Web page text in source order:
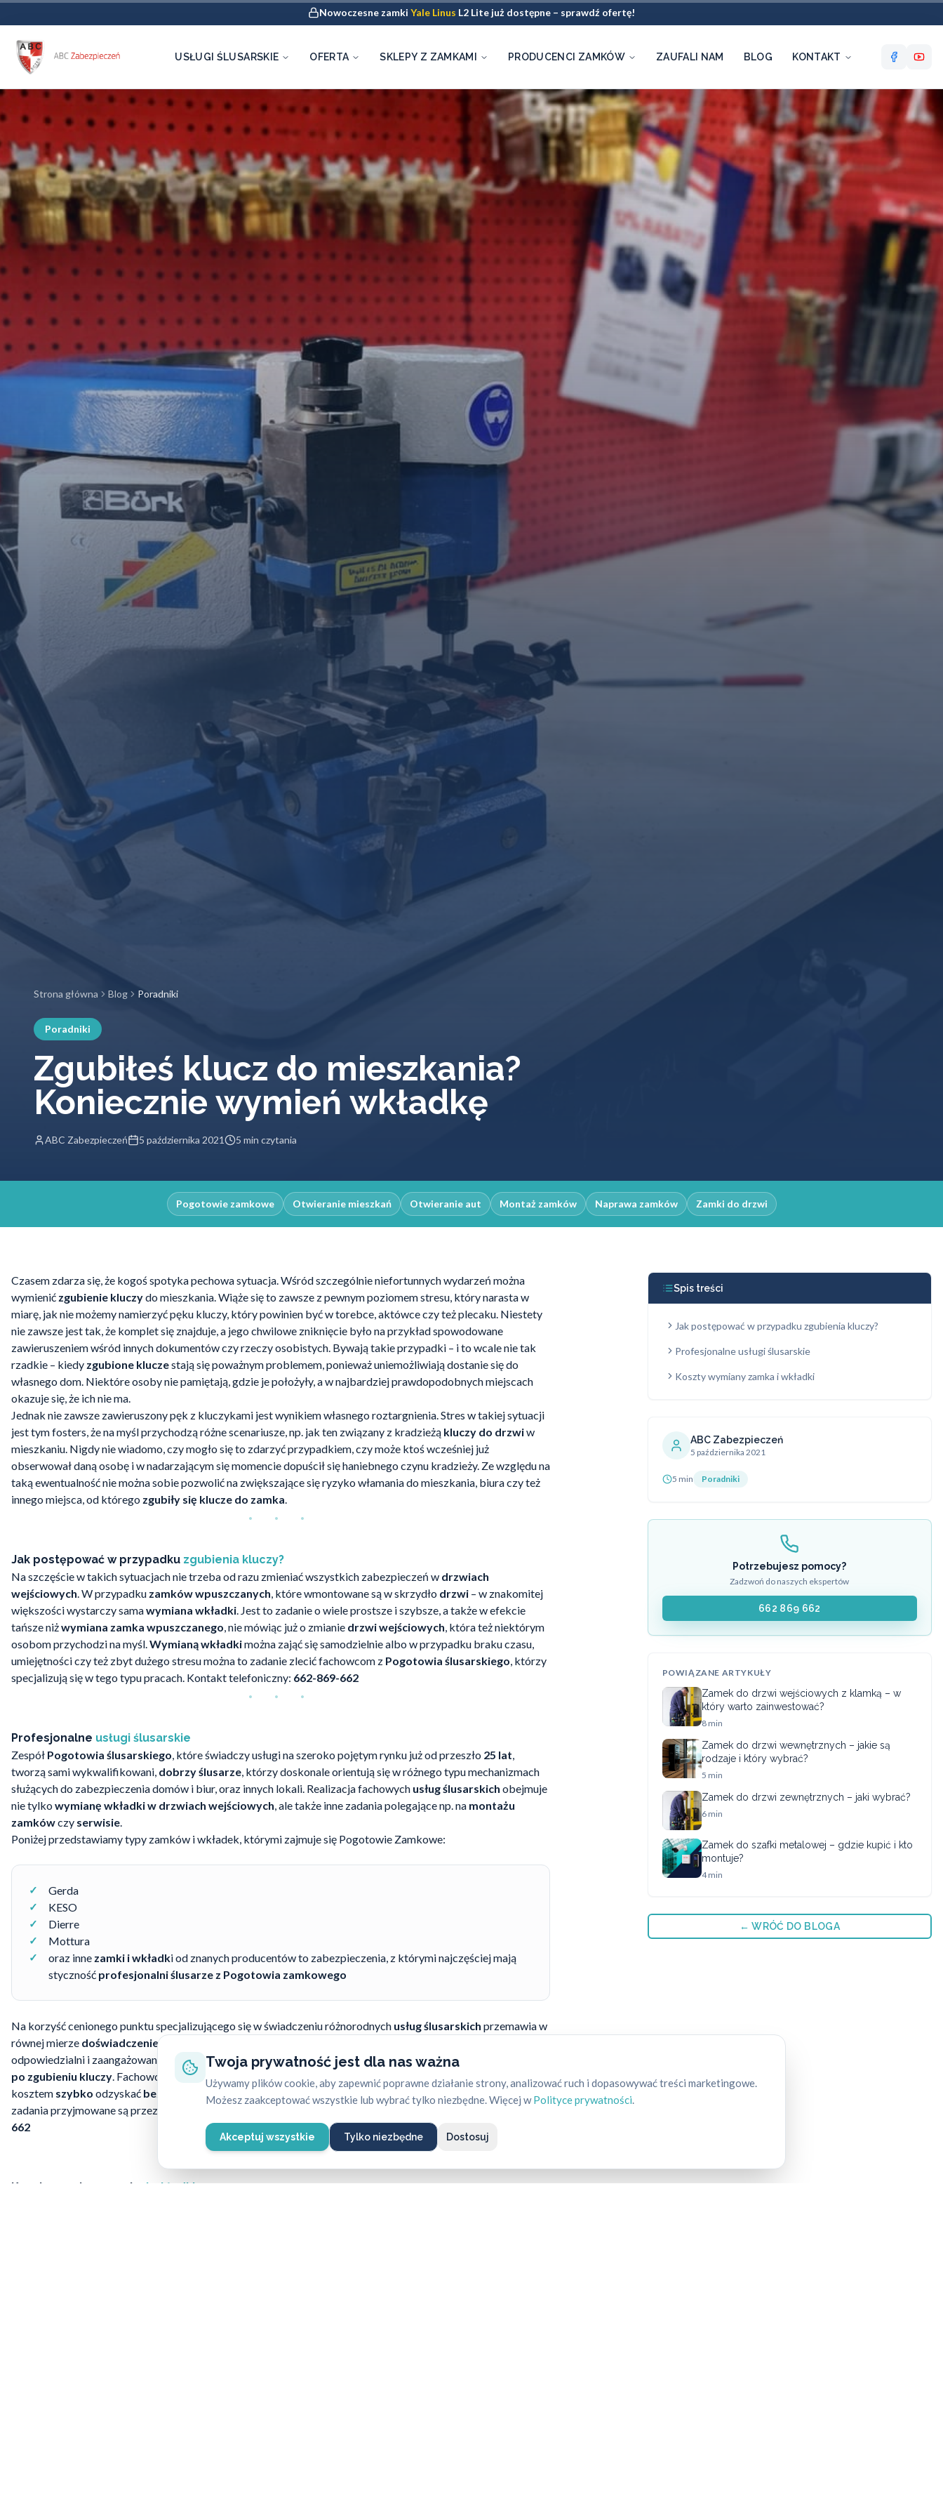
Twoja prywatność jest dla nas ważna
Używamy plików cookie, aby zapewnić poprawne działanie strony, analizować ruch i dopasowywać treści marketingowe.
Możesz zaakceptować wszystkie lub wybrać tylko niezbędne. Więcej wPolityce prywatności.
Akceptuj wszystkie Tylko niezbędne Dostosuj
Nowoczesne zamki Yale Linus L2 Lite już dostępne – sprawdź ofertę!
USŁUGI ŚLUSARSKIE OFERTA SKLEPY Z ZAMKAMI PRODUCENCI ZAMKÓW ZAUFALI NAM BLOG KONTAKT
Strona główna Blog Poradniki
Poradniki
Zgubiłeś klucz do mieszkania?
Koniecznie wymień wkładkę
ABC Zabezpieczeń 5 października 2021 5 min czytania
Pogotowie zamkowe Otwieranie mieszkań Otwieranie aut Montaż zamków Naprawa zamków Zamki do drzwi
Czasem zdarza się, że kogoś spotyka pechowa sytuacja. Wśród szczególnie niefortunnych wydarzeń można
wymienić zgubienie kluczydo mieszkania. Wiąże się to zawsze z pewnym poziomem stresu, który narasta w
miarę, jak nie możemy namierzyć pęku kluczy, który powinien być w torebce, aktówce czy też plecaku. Niestety
nie zawsze jest tak, że komplet się znajduje, a jego chwilowe zniknięcie było na przykład spowodowane
zawieruszeniem wśród innych dokumentów czy rzeczy osobistych. Bywają takie przypadki – i to wcale nie tak
rzadkie – kiedy zgubione kluczestają się poważnym problemem, ponieważ uniemożliwiają dostanie się do
własnego dom. Niektóre osoby nie pamiętają, gdzie je położyły, a w najbardziej prawdopodobnych miejscach
okazuje się, że ich nie ma.
Jednak nie zawsze zawieruszony pęk z kluczykami jest wynikiem własnego roztargnienia. Stres w takiej sytuacji
jest tym fosters, że na myśl przychodzą różne scenariusze, np. jak ten związany z kradzieżą kluczy do drzwiw
mieszkaniu. Nigdy nie wiadomo, czy mogło się to zdarzyć przypadkiem, czy może ktoś wcześniej już
obserwował daną osobę i w nadarzającym się momencie dopuścił się haniebnego czynu kradzieży. Ze względu na
taką ewentualność nie można sobie pozwolić na zwiększające się ryzyko włamania do mieszkania, biura czy też
innego miejsca, od którego zgubiły się klucze do zamka.
Jak postępować w przypadku zgubienia kluczy?
Na szczęście w takich sytuacjach nie trzeba od razu zmieniać wszystkich zabezpieczeń w drzwiach
wejściowych. W przypadku zamków wpuszczanych, które wmontowane są w skrzydło drzwi – w znakomitej
większości wystarczy samawymiana wkładki. Jest to zadanie o wiele prostsze i szybsze, a także w efekcie
tańsze niżwymiana zamka wpuszczanego, nie mówiąc już o zmianie drzwi wejściowych, która też niektórym
osobom przychodzi na myśl.Wymianą wkładkimożna zająć się samodzielnie albo w przypadku braku czasu,
umiejętności czy też zbyt dużego stresu można to zadanie zlecić fachowcom z Pogotowia ślusarskiego, którzy
specjalizują się w tego typu pracach. Kontakt telefoniczny: 662-869-662
Profesjonalne usługi ślusarskie
Zespół Pogotowia ślusarskiego, które świadczy usługi na szeroko pojętym rynku już od przeszło 25 lat,
tworzą sami wykwalifikowani, dobrzy ślusarze, którzy doskonale orientują się w różnego typu mechanizmach
służących do zabezpieczenia domów i biur, oraz innych lokali. Realizacja fachowych usług ślusarskich obejmuje
nie tylkowymianę wkładki w drzwiach wejściowych, ale także inne zadania polegające np. na montażu
zamkówczy serwisie.
Poniżej przedstawiamy typy zamków i wkładek, którymi zajmuje się Pogotowie Zamkowe:
Gerda
KESO
Dierre
Mottura
oraz inne zamki i wkładki od znanych producentów to zabezpieczenia, z którymi najczęściej mają
styczność profesjonalni ślusarze z Pogotowia zamkowego
Na korzyść cenionego punktu specjalizującego się w świadczeniu różnorodnych usług ślusarskich przemawia w
równej mierze doświadczenie, jak i wysoki poziom fachowości wszystkich pracowników. To właśnie
odpowiedzialni i zaangażowani w pomoc swoim klientomślusarzerekomendująwymianę wkładki w drzwiach
po zgubieniu kluczy. Fachowcy wiedzą, że jest to jeden z najskuteczniejszych sposobów, aby całkiem niedużym
kosztem szybko odzyskać bezpieczeństwo
oraz większy spokój we własnym domu. Zlecenia realizacji tego
zadania przyjmowane są przez
– numer telefonu do Pogotowia ślusarskiego
662-869-
662
Koszty wymiany zamka i wkładki
Spis treści
Jak postępować w przypadku zgubienia kluczy?
Profesjonalne usługi ślusarskie
Koszty wymiany zamka i wkładki
ABC Zabezpieczeń
5 października 2021
5 min Poradniki
Potrzebujesz pomocy?
Zadzwoń do naszych ekspertów
662 869 662
POWIĄZANE ARTYKUŁY
Zamek do drzwi wejściowych z klamką – w
który warto zainwestować?
8 min
Zamek do drzwi wewnętrznych – jakie są
rodzaje i który wybrać?
5 min
Zamek do drzwi zewnętrznych – jaki wybrać?
6 min
Zamek do szafki metalowej – gdzie kupić i kto
montuje?
4 min
← WRÓĆ DO BLOGA